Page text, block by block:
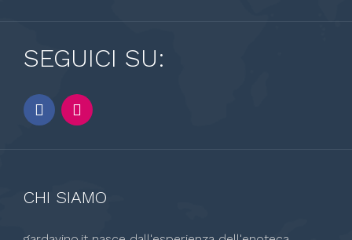
SEGUICI SU:
CHI SIAMO